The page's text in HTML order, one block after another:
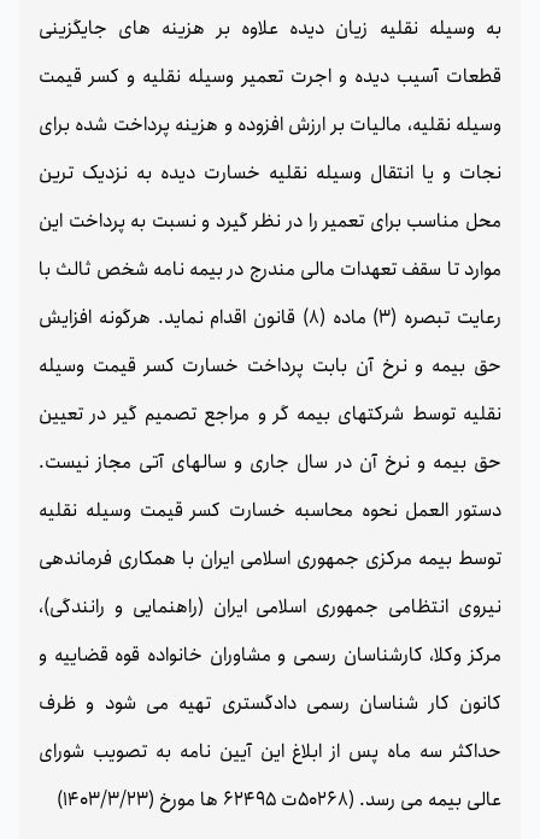
به وسیله نقلیه زیان دیده علاوه بر هزینه های جایگزینی
قطعات آسیب دیده و اجرت تعمیر وسیله نقلیه و کسر قیمت
وسیله نقلیه، مالیات بر ارزش افزوده و هزینه پرداخت شده برای
نجات و یا انتقال وسیله نقلیه خسارت دیده به نزدیک ترین
محل مناسب برای تعمیر را در نظر گیرد و نسبت به پرداخت این
موارد تا سقف تعهدات مالی مندرج در بیمه نامه شخص ثالث با
رعایت تبصره (3) ماده (8) قانون اقدام نماید. هرگونه افزایش
حق بیمه و نرخ آن بابت پرداخت خسارت کسر قیمت وسیله
نقلیه توسط شرکتهای بیمه گر و مراجع تصمیم گیر در تعیین
حق بیمه و نرخ آن در سال جاری و سالهای آتی مجاز نیست.
دستور العمل نحوه محاسبه خسارت کسر قیمت وسیله نقلیه
توسط بیمه مرکزی جمهوری اسلامی ایران با همکاری فرماندهی
نیروی انتظامی جمهوری اسلامی ایران (راهنمایی و رانندگی)،
مرکز وکلا، کارشناسان رسمی و مشاوران خانواده قوه قضاییه و
کانون کار شناسان رسمی دادگستری تهیه می شود و ظرف
حداکثر سه ماه پس از ابلاغ این آیین نامه به تصویب شورای
عالی بیمه می رسد. (50268ت 62495 ها مورخ (1403/3/23)